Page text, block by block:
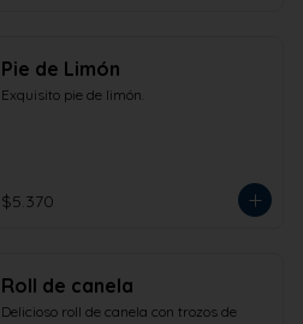
Pie de Limón
Exquisito pie de limón.
$5.370
Roll de canela
Delicioso roll de canela con trozos de